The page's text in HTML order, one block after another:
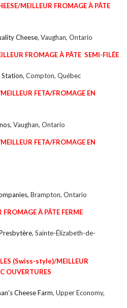
MEILLEUR FROMAGE À PÂTE
Cheese, Vaughan, Ontario
FROMAGE À PÂTE SEMI-FILÉE
Station, Compton, Québec
MEILLEUR FETA/FROMAGE EN
, Vaughan, Ontario
MEILLEUR FETA/FROMAGE EN
, Brampton, Ontario
FROMAGE À PÂTE FERME
, Sainte-Élizabeth-de-
(Swiss-style)/MEILLEUR
OUVERTURES
Cheese Farm, Upper Economy,